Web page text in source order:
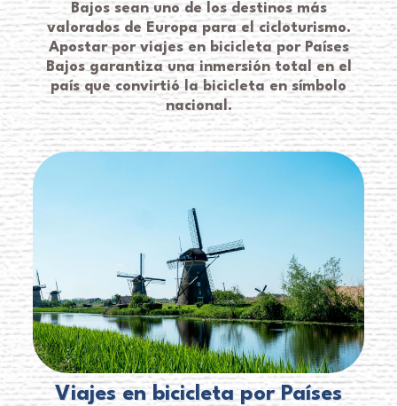
Bajos sean uno de los destinos más
valorados de Europa para el cicloturismo.
Apostar por viajes en bicicleta por Países
Bajos garantiza una inmersión total en el
país que convirtió la bicicleta en símbolo
nacional.
Viajes en bicicleta por Países